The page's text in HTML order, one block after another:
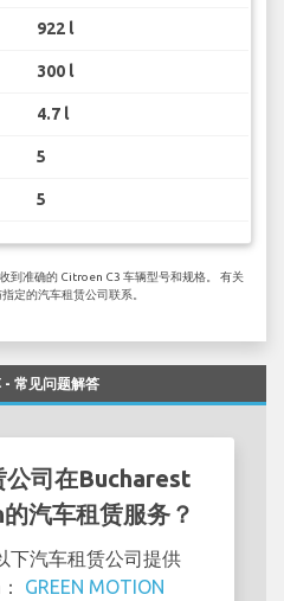
922 l
300 l
4.7 l
5
5
到准确的 Citroen C3 车辆型号和规格。 有关
定的汽车租赁公司联系。
常见问题解答
公司在Bucharest
汽车租赁服务？
下汽车租赁公司提供
GREEN MOTION